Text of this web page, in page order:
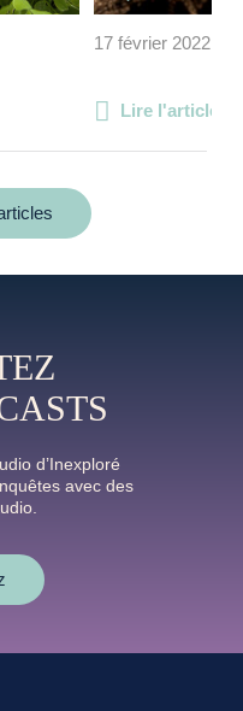
17 février 2022
Lire l'article
d’Inexploré
avec des